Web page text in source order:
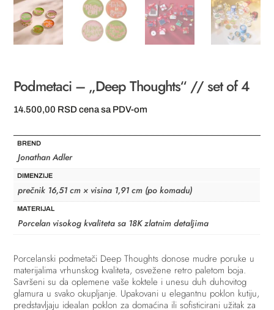
Podmetaci – „Deep Thoughts“ // set of 4
14.500,00 RSD cena sa PDV-om
BREND
Jonathan Adler
DIMENZIJE
prečnik 16,51 cm × visina 1,91 cm (po komadu)
MATERIJAL
Porcelan visokog kvaliteta sa 18K zlatnim detaljima
Porcelanski podmetači Deep Thoughts donose mudre poruke u
materijalima vrhunskog kvaliteta, osvežene retro paletom boja.
Savršeni su da oplemene vaše koktele i unesu duh duhovitog
glamura u svako okupljanje. Upakovani u elegantnu poklon kutiju,
predstavljaju idealan poklon za domaćina ili sofisticirani užitak za